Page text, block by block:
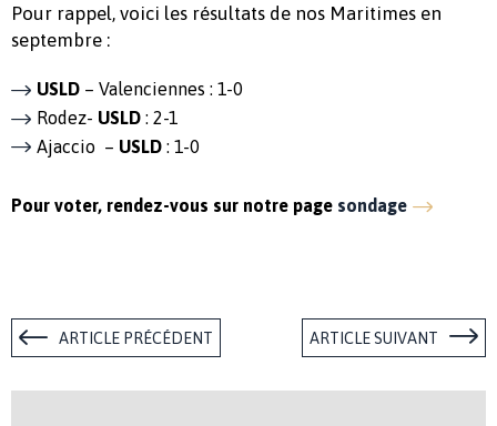
Pour rappel, voici les résultats de nos Maritimes en
septembre :
USLD – Valenciennes : 1-0
Rodez- USLD : 2-1
Ajaccio – USLD : 1-0
Pour voter, rendez-vous sur notre page sondage
ARTICLE PRÉCÉDENT ARTICLE SUIVANT